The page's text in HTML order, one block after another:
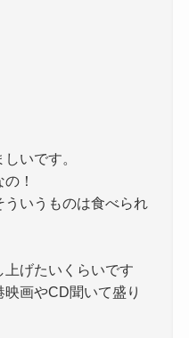
いです。
！
いうものは食べられ
げたいくらいです
映画やCD聞いて盛り